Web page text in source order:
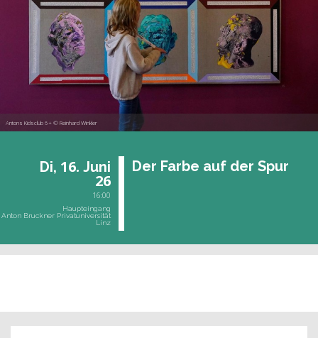
Antons Kidsclub 6+ © Reinhard Winkler
Di, 16. Juni
26
16:00
Haupteingang
Anton Bruckner Privatuniversität
Linz
Der Farbe auf der Spur